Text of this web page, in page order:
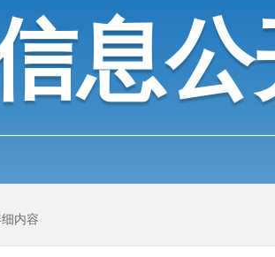
息公
内容